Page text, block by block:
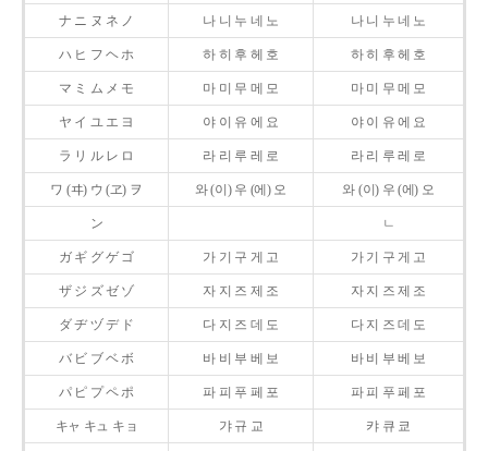
ナ ニ ヌ ネ ノ 나 니 누 네 노 나 니 누 네 노
ハ ヒ フ ヘ ホ 하 히 후 헤 호 하 히 후 헤 호
マ ミ ム メ モ 마 미 무 메 모 마 미 무 메 모
ヤ イ ユ エ ヨ 야 이 유 에 요 야 이 유 에 요
ラ リ ル レ ロ 라 리 루 레 로 라 리 루 레 로
ワ (ヰ) ウ (ヱ) ヲ 와 (이) 우 (에) 오 와 (이) 우 (에) 오
ン ㄴ
ガ ギ グ ゲ ゴ 가 기 구 게 고 가 기 구 게 고
ザ ジ ズ ゼ ゾ 자 지 즈 제 조 자 지 즈 제 조
ダ ヂ ヅ デ ド 다 지 즈 데 도 다 지 즈 데 도
バ ビ ブ ベ ボ 바 비 부 베 보 바 비 부 베 보
パ ピ プ ペ ポ 파 피 푸 페 포 파 피 푸 페 포
キャ キュ キョ 갸 규 교 캬 큐 쿄